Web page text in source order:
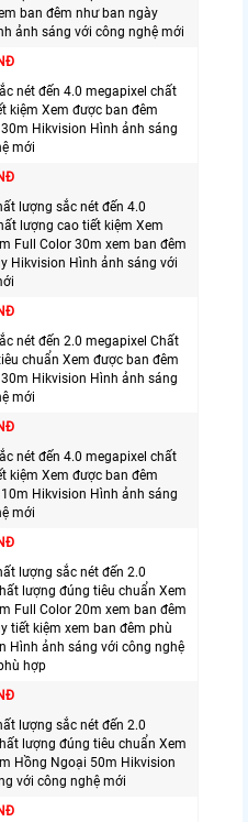
ban đêm như ban ngày
ảnh sáng với công nghệ mới
nét đến 4.0 megapixel chất
kiệm Xem được ban đêm
Hikvision Hình ảnh sáng
mới
lượng sắc nét đến 4.0
lượng cao tiết kiệm Xem
Full Color 30m xem ban đêm
Hikvision Hình ảnh sáng với
nét đến 2.0 megapixel Chất
chuẩn Xem được ban đêm
Hikvision Hình ảnh sáng
mới
nét đến 4.0 megapixel chất
kiệm Xem được ban đêm
Hikvision Hình ảnh sáng
mới
lượng sắc nét đến 2.0
lượng đúng tiêu chuẩn Xem
Full Color 20m xem ban đêm
tiết kiệm xem ban đêm phù
Hình ảnh sáng với công nghệ
hợp
lượng sắc nét đến 2.0
lượng đúng tiêu chuẩn Xem
Hồng Ngoại 50m Hikvision
với công nghệ mới